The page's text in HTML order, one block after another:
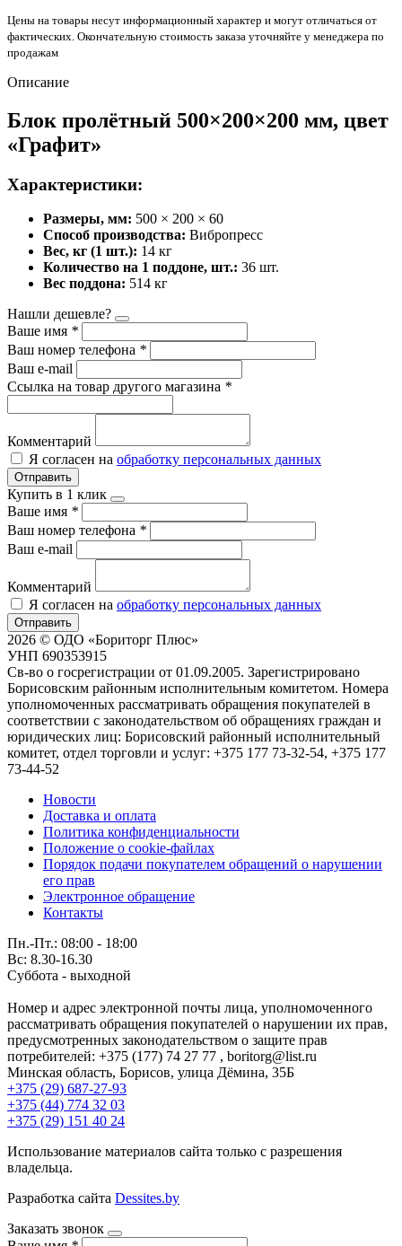
Цены на товары несут информационный характер и могут отличаться от
фактических. Окончательную стоимость заказа уточняйте у менеджера по
продажам
Описание
Блок пролётный 500×200×200 мм, цвет
«Графит»
Характеристики:
Размеры, мм: 500 × 200 × 60
Способ производства: Вибропресс
Вес, кг (1 шт.): 14 кг
Количество на 1 поддоне, шт.: 36 шт.
Вес поддона: 514 кг
Нашли дешевле?
Ваше имя *
Ваш номер телефона *
Ваш e-mail
Ссылка на товар другого магазина *
Комментарий
Я согласен на обработку персональных данных
Отправить
Купить в 1 клик
Ваше имя *
Ваш номер телефона *
Ваш e-mail
Комментарий
Я согласен на обработку персональных данных
Отправить
2026 © ОДО «Бориторг Плюс»
УНП 690353915
Св-во о госрегистрации от 01.09.2005. Зарегистрировано
Борисовским районным исполнительным комитетом. Номера
уполномоченных рассматривать обращения покупателей в
соответствии с законодательством об обращениях граждан и
юридических лиц: Борисовский районный исполнительный
комитет, отдел торговли и услуг: +375 177 73-32-54, +375 177
73-44-52
Новости
Доставка и оплата
Политика конфиденциальности
Положение о cookie-файлах
Порядок подачи покупателем обращений о нарушении
его прав
Электронное обращение
Контакты
Пн.-Пт.: 08:00 - 18:00
Вс: 8.30-16.30
Суббота - выходной
Номер и адрес электронной почты лица, уполномоченного
рассматривать обращения покупателей о нарушении их прав,
предусмотренных законодательством о защите прав
потребителей: +375 (177) 74 27 77 , boritorg@list.ru
Минская область, Борисов, улица Дёмина, 35Б
+375 (29) 687-27-93
+375 (44) 774 32 03
+375 (29) 151 40 24
Использование материалов сайта только с разрешения
владельца.
Разработка сайта Dessites.by
Заказать звонок